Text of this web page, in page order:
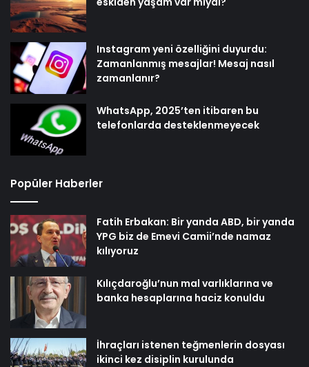
Instagram yeni özelliğini duyurdu:
Zamanlanmış mesajlar! Mesaj nasıl
zamanlanır?
WhatsApp, 2025’ten itibaren bu
telefonlarda desteklenmeyecek
Popüler Haberler
Fatih Erbakan: Bir yanda ABD, bir yanda
YPG biz de Emevi Camii’nde namaz
kılıyoruz
Kılıçdaroğlu’nun mal varlıklarına ve
banka hesaplarına haciz konuldu
İhraçları istenen teğmenlerin dosyası
ikinci kez disiplin kurulunda